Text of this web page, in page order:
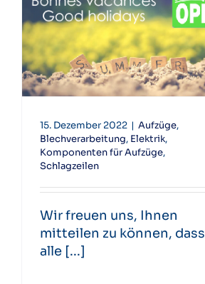
15. Dezember 2022 | Aufzüge,
Blechverarbeitung, Elektrik,
Komponenten für Aufzüge,
Schlagzeilen
Wir freuen uns, Ihnen
mitteilen zu können, dass
alle [...]